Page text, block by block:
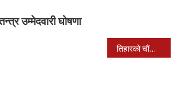
उम्मेदवारी घोषणा
तिहारको चौंथो दिन आज गोरु तिहार मनाईदै